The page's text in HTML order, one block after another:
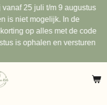
vanaf 25 juli t/m 9 augustus
is niet mogelijk. In de
op alles met de code
is ophalen en versturen